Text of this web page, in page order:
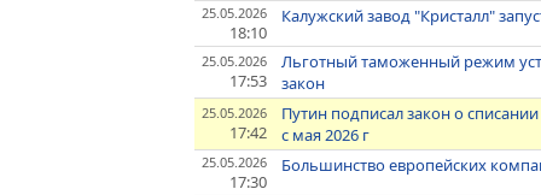
25.05.2026
18:10
Калужский завод "Кристалл"
25.05.2026
17:53
Льготный таможенный режим
закон
25.05.2026
17:42
Путин подписал закон о
с мая 2026 г
25.05.2026
17:30
Большинство европейских